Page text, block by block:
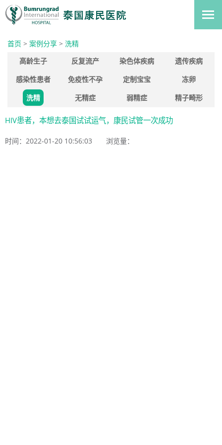
首页 > 案例分享 > 洗精
高龄生子
反复流产 染色体疾病
遗传疾病
感染性患者
免疫性不孕 定制宝宝
冻卵
洗精
无精症 弱精症 精子畸形
HIV患者，本想去泰国试试运气，康民试管一次成功
时间：2022-01-20 10:56:03 浏览量：